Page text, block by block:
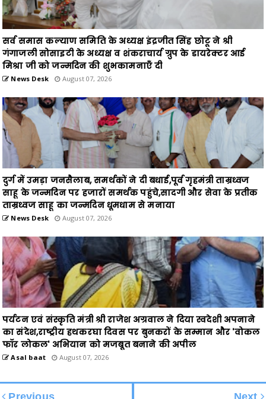
सर्व समास कल्याण समिति के अध्यक्ष इंद्रजीत सिंह छोटू ने श्री
गंगाजली सोसाइटी के अध्यक्ष व शंकराचार्य ग्रुप के डायरेक्टर आई
मिश्रा जी को जन्मदिन की शुभकामनाएँ दी
News Desk August 07, 2026
दुर्ग में उमड़ा जनसैलाब, समर्थकों ने दी बधाई,पूर्व गृहमंत्री ताम्रध्वज
साहू के जन्मदिन पर हजारों समर्थक पहुंचे,सादगी और सेवा के प्रतीक
ताम्रध्वज साहू का जन्मदिन धूमधाम से मनाया
News Desk August 07, 2026
पर्यटन एवं संस्कृति मंत्री श्री राजेश अग्रवाल ने दिया स्वदेशी अपनाने
का संदेश,राष्ट्रीय हथकरघा दिवस पर बुनकरों के सम्मान और 'वोकल
फॉर लोकल' अभियान को मजबूत बनाने की अपील
Asal baat August 07, 2026
Previous
सड़क पर, इंटरसेप्टर वाहन संचालित
किसानों को मांग अनुसार उपलब्ध